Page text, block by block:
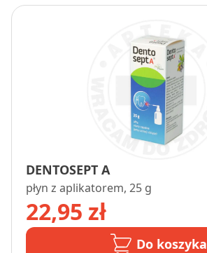
DENTOSEPT A
płyn z aplikatorem, 25 g
22,95 zł
Do koszyka